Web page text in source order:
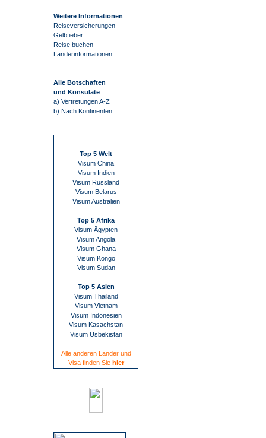
Weitere Informationen
Reiseversicherungen
Gelbfieber
Reise buchen
Länderinformationen
Alle Botschaften
und Konsulate
a) Vertretungen A-Z
b) Nach Kontinenten
Top 5 Welt
Visum China
Visum Indien
Visum Russland
Visum Belarus
Visum Australien
Top 5 Afrika
Visum Ägypten
Visum Angola
Visum Ghana
Visum Kongo
Visum Sudan
Top 5 Asien
Visum Thailand
Visum Vietnam
Visum Indonesien
Visum Kasachstan
Visum Usbekistan
Alle anderen Länder und
Visa finden Siehier